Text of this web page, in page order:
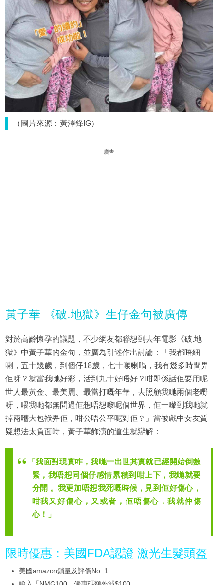
（圖片來源：黃澤鋒IG）
廣告
黃子華 《破.地獄》生仔金句被廣傳
對於高齡懷孕的議題，不少網友都聯想到去年電影《破.地
獄》中黃子華的金句，並廣為引述作出討論：「我都唔細
喇，五十幾歲，到個仔18歲，七十㗎喇喎，我有幾多時間畀
佢呀？就當我哋好彩，活到九十好唔好？咁即係話佢要用呢
世人最黃金、最美麗、最當打嘅年華，去照顧我哋兩個老嘢
呀，喂我哋都無問過佢想唔想嚟呢個世界，佢一嚟到我哋就
掉兩嚿大包袱畀佢，咁公唔公平呢對佢？」當被戲中女友質
疑想法太負面時，黃子華飾演的道生就辯解：
「我面對現實咋，我哋一出世其實就已經開始倒數
緊，我唔想同個仔感情累積到咁上下，我哋就要
分開 。我更加唔想我死嘅時候，見到佢好傷心，
咁我又好傷心，又或者，佢唔傷心，我就仲傷
心！」
限時優惠：美國FDA認證 激光生髮頭盔
美國amazon鎖量及評價No. 1